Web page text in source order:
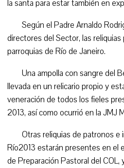
la santa para estar también en
Según el Padre Arnaldo
directores del Sector, las reliquias
parroquias de Río de Janeiro.
Una ampolla con sangre del
llevada en un relicario propio y
veneración de todos los fieles
2013, así como ocurrió en la JMJ
Otras reliquias de patronos e
Río2013 estarán presentes en el
de Preparación Pastoral del COL,